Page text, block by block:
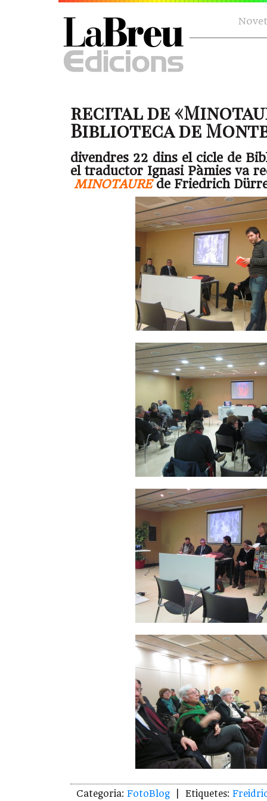
recital de
Biblioteca de
divendres 22 dins el cicle de
el traductor Ignasi Pàmies va
MINOTAUREde Friedrich
Categoria: FotoBlog | Etiquetes: